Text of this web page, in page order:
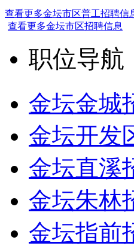
查看更多金坛市区普工招聘信
查看更多金坛市区招聘信息
职位导航
金坛金城
金坛开发
金坛直溪
金坛朱林
金坛指前